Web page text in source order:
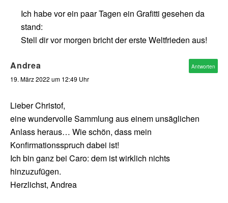
Ich habe vor ein paar Tagen ein Grafitti gesehen da
stand:
Stell dir vor morgen bricht der erste Weltfrieden aus!
Andrea
19. März 2022 um 12:49 Uhr
Lieber Christof,
eine wundervolle Sammlung aus einem unsäglichen
Anlass heraus… Wie schön, dass mein
Konfirmationsspruch dabei ist!
Ich bin ganz bei Caro: dem ist wirklich nichts
hinzuzufügen.
Herzlichst, Andrea
Antworten